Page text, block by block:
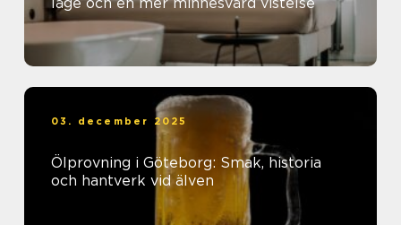
03. december 2025
Ölprovning i Göteborg: Smak, historia
och hantverk vid älven